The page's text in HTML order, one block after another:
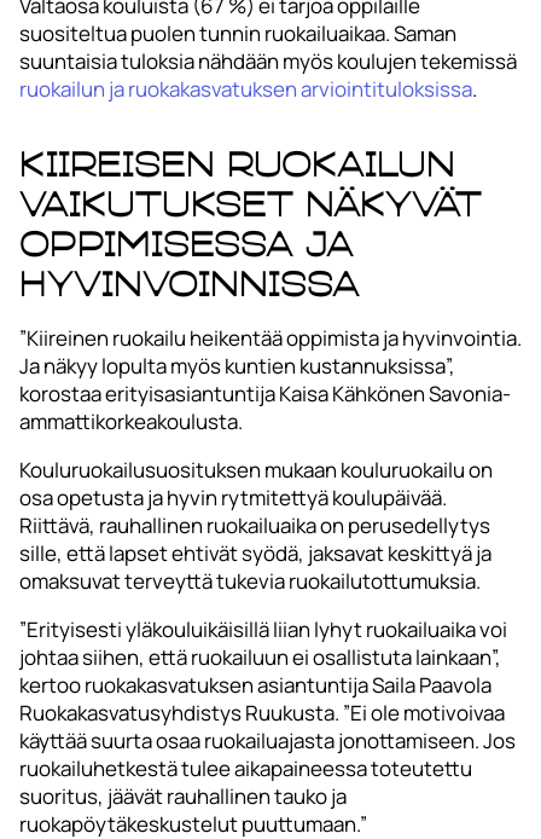
suositeltua puolen tunnin ruokailuaikaa. Saman
suuntaisia tuloksia nähdään myös koulujen tekemissä
ruokailun ja ruokakasvatuksen arviointituloksissa.
Kiireisen ruokailun
vaikutukset näkyvät
oppimisessa ja
hyvinvoinnissa
”Kiireinen ruokailu heikentää oppimista ja hyvinvointia.
Ja näkyy lopulta myös kuntien kustannuksissa”,
korostaa erityisasiantuntija Kaisa Kähkönen Savonia-
ammattikorkeakoulusta.
Kouluruokailusuosituksen mukaan kouluruokailu on
osa opetusta ja hyvin rytmitettyä koulupäivää.
Riittävä, rauhallinen ruokailuaika on perusedellytys
sille, että lapset ehtivät syödä, jaksavat keskittyä ja
omaksuvat terveyttä tukevia ruokailutottumuksia.
”Erityisesti yläkouluikäisillä liian lyhyt ruokailuaika voi
johtaa siihen, että ruokailuun ei osallistuta lainkaan”,
kertoo ruokakasvatuksen asiantuntija Saila Paavola
Ruokakasvatusyhdistys Ruukusta. ”Ei ole motivoivaa
käyttää suurta osaa ruokailuajasta jonottamiseen. Jos
ruokailuhetkestä tulee aikapaineessa toteutettu
suoritus, jäävät rauhallinen tauko ja
ruokapöytäkeskustelut puuttumaan.”